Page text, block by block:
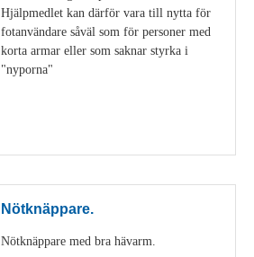
Hjälpmedlet kan därför vara till nytta för
fotanvändare såväl som för personer med
korta armar eller som saknar styrka i
"nyporna"
Nötknäppare.
Nötknäppare med bra hävarm.